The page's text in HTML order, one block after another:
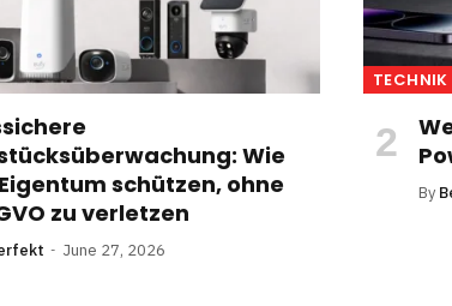
Wie
schützen, ohne
zu verletzen
June 27, 2026
TECHNIK
By